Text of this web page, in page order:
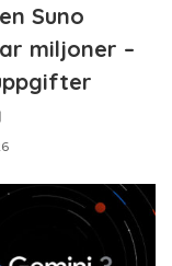
Suno
miljoner –